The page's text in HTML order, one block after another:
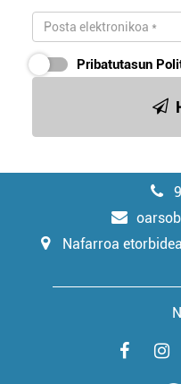
Pribatutasun
Nafarroa